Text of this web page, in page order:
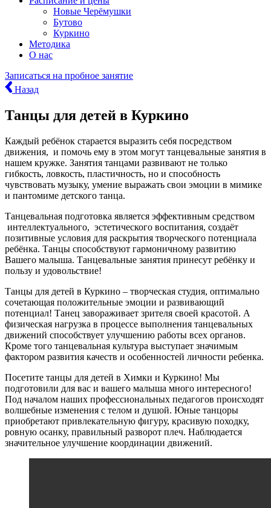
Новые Черёмушки
Бутово
Куркино
Методика
О нас
Записаться на пробное занятие
Назад
Танцы для детей в Куркино
Каждый ребёнок старается выразить себя посредством
движения, и помочь ему в этом могут танцевальные занятия в
нашем кружке. Занятия танцами развивают не только
гибкость, ловкость, пластичность, но и способность
чувствовать музыку, умение выражать свои эмоции в мимике
и пантомиме детского танца.
Танцевальная подготовка является эффективным средством
интеллектуального, эстетического воспитания, создаёт
позитивные условия для раскрытия творческого потенциала
ребёнка. Танцы способствуют гармоничному развитию
Вашего малыша. Танцевальные занятия принесут ребёнку и
пользу и удовольствие!
Танцы для детей в Куркино – творческая студия, оптимально
сочетающая положительные эмоции и развивающий
потенциал! Танец завораживает зрителя своей красотой. А
физическая нагрузка в процессе выполнения танцевальных
движений способствует улучшению работы всех органов.
Кроме того танцевальная культура выступает значимым
фактором развития качеств и особенностей личности ребенка.
Посетите танцы для детей в Химки и Куркино! Мы
подготовили для вас и вашего малыша много интересного!
Под началом наших профессиональных педагогов происходят
волшебные изменения с телом и душой. Юные танцоры
приобретают привлекательную фигуру, красивую походку,
ровную осанку, правильный разворот плеч. Наблюдается
значительное улучшение координации движений.